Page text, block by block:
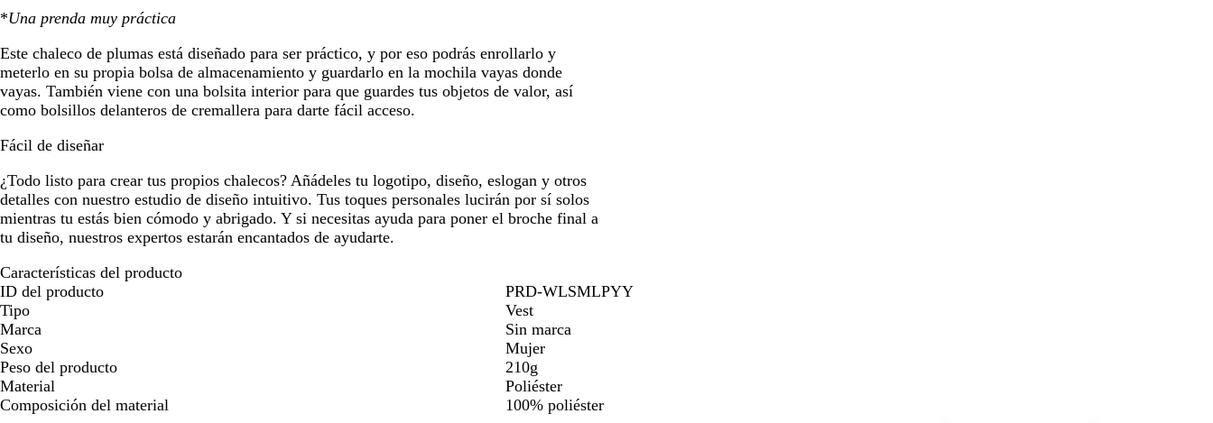
*Una prenda muy práctica
Este chaleco de plumas está diseñado para ser práctico, y por eso podrás enrollarlo y
meterlo en su propia bolsa de almacenamiento y guardarlo en la mochila vayas donde
vayas. También viene con una bolsita interior para que guardes tus objetos de valor, así
como bolsillos delanteros de cremallera para darte fácil acceso.
Fácil de diseñar
¿Todo listo para crear tus propios chalecos? Añádeles tu logotipo, diseño, eslogan y otros
detalles con nuestro estudio de diseño intuitivo. Tus toques personales lucirán por sí solos
mientras tu estás bien cómodo y abrigado. Y si necesitas ayuda para poner el broche final a
tu diseño, nuestros expertos estarán encantados de ayudarte.
Características del producto
ID del producto
PRD-WLSMLPYY
Tipo
Vest
Marca
Sin marca
Sexo
Mujer
Peso del producto
210g
Material
Poliéster
Composición del material
100% poliéster